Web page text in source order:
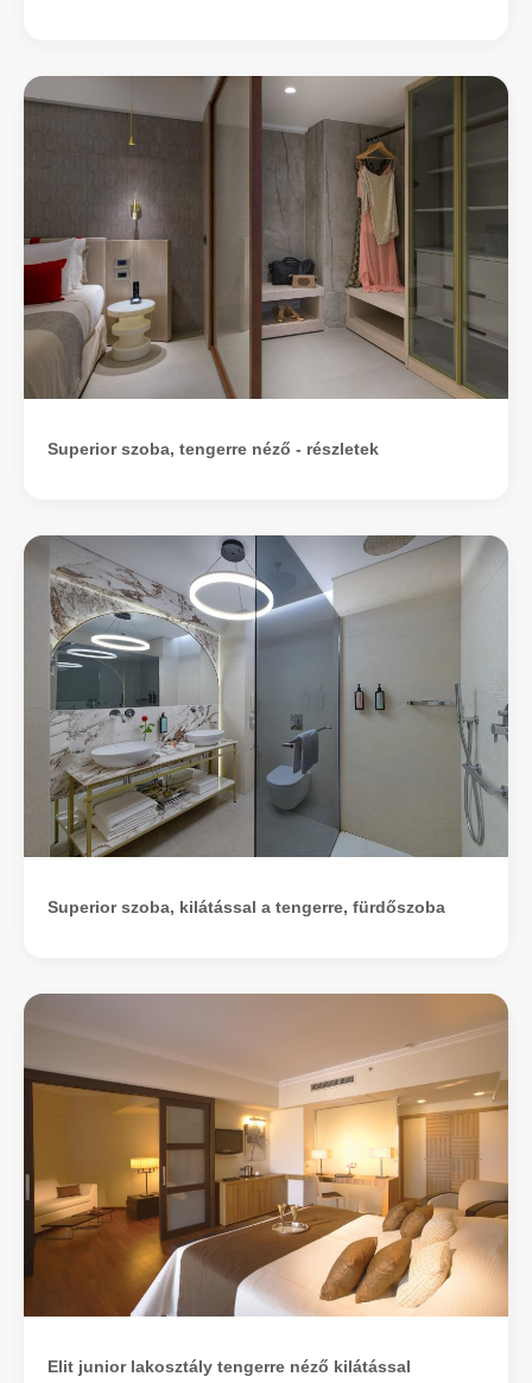
Superior szoba, tengerre néző - részletek
Superior szoba, kilátással a tengerre, fürdőszoba
Elit junior lakosztály tengerre néző kilátással